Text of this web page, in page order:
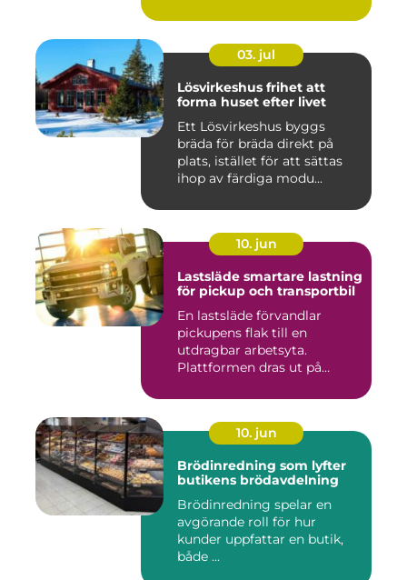
03. jul
Lösvirkeshus frihet att
forma huset efter livet
Ett Lösvirkeshus byggs
bräda för bräda direkt på
plats, istället för att sättas
ihop av färdiga modu...
10. jun
Lastsläde smartare lastning
för pickup och transportbil
En lastsläde förvandlar
pickupens flak till en
utdragbar arbetsyta.
Plattformen dras ut på
10. jun
Brödinredning som lyfter
butikens brödavdelning
Brödinredning spelar en
avgörande roll för hur
kunder uppfattar en butik,
både ...